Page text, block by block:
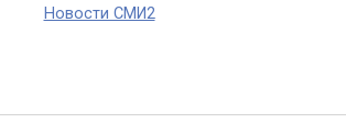
Новости СМИ2